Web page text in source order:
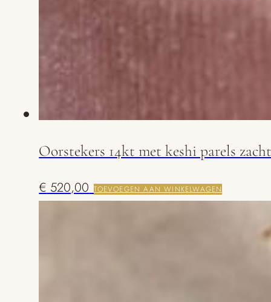
Oorstekers 14kt met keshi parels
€ 520,00 TOEVOEGEN AAN WINKELWAGEN